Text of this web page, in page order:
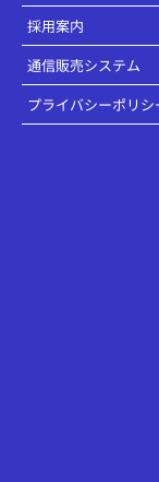
採用案内
通信販売システム
プライバシーポリシ